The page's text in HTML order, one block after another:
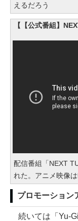
えるだろう
【【公式番組】
配信番組「NEXT
れた。アニメ映像
プロモーション
続いては「Yu-